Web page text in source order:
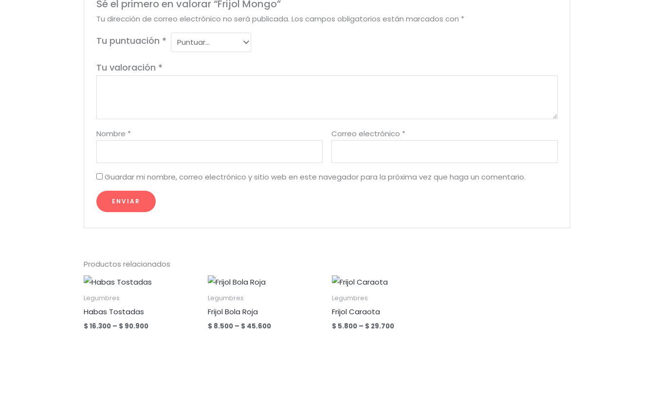
Sé el primero en valorar “Frijol Mongo”
Tu dirección de correo electrónico no será publicada. Los campos obligatorios están marcados con *
Tu puntuación *
Tu valoración *
Nombre * Correo electrónico *
Guardar mi nombre, correo electrónico y sitio web en este navegador para la próxima vez que haga un comentario.
Productos relacionados
Legumbres
Habas Tostadas
$16.300 – $ 90.900Price
Legumbres
Frijol Bola Roja
$ 8.500 – $ 45.600Price
Legumbres
Frijol Caraota
$5.800 – $29.700Price